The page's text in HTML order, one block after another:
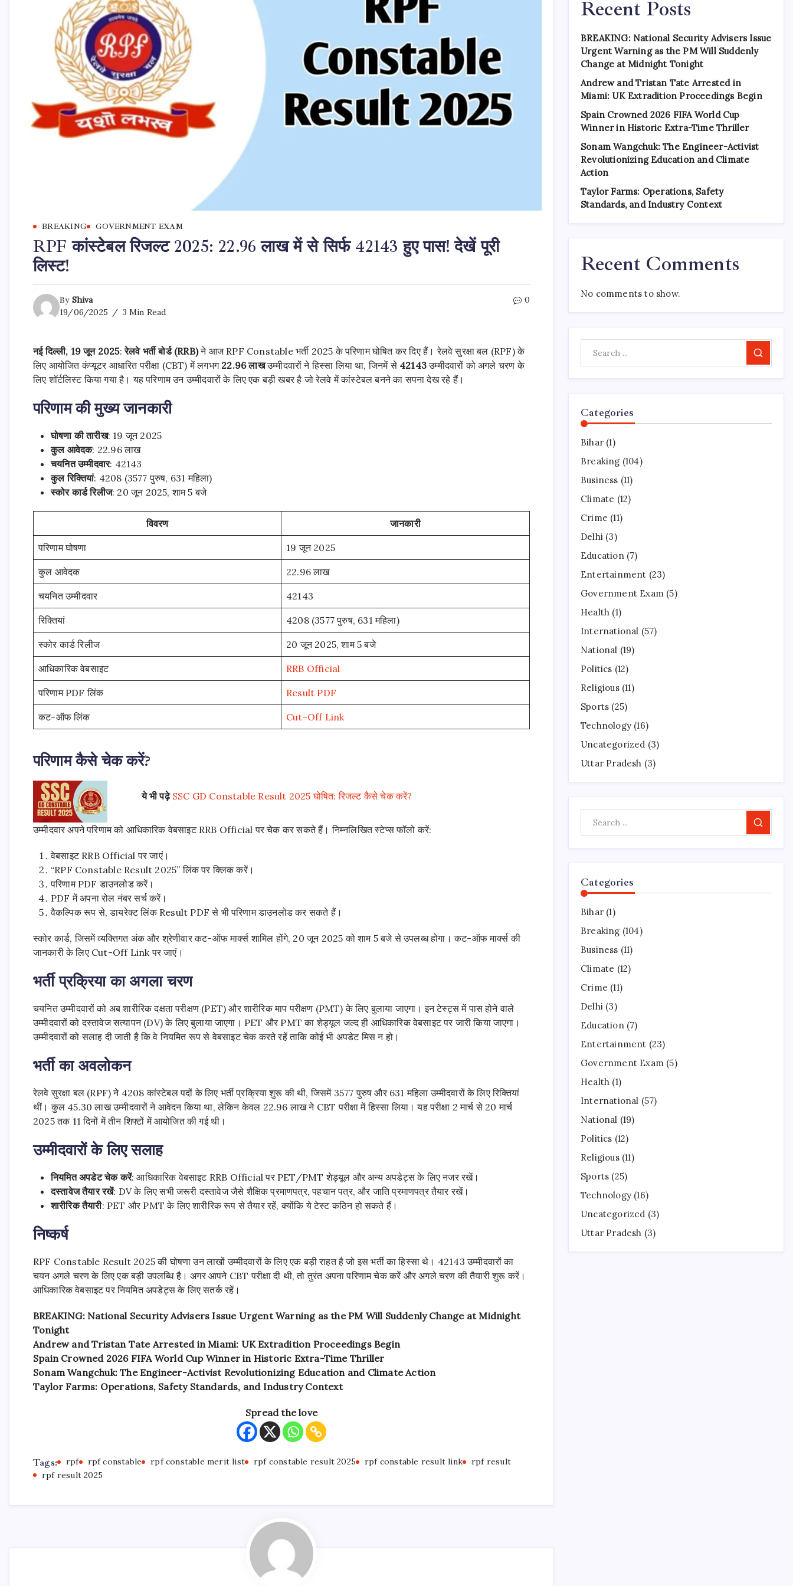
BREAKING GOVERNMENT EXAM
RPF कांस्टेबल रिजल्ट 2025: 22.96 लाख में से सिर्फ 42143 हुए पास! देखें पूरी
लिस्ट!
By Shiva
19/06/2025
3 Min Read
0
नई दिल्ली, 19 जून 2025: रेलवे भर्ती बोर्ड (RRB)ने आज RPF Constable भर्ती 2025 के परिणाम घोषित कर दिए हैं। रेलवे सुरक्षा बल (RPF) के
लिए आयोजित कंप्यूटर आधारित परीक्षा (CBT) में लगभग22.96 लाखउम्मीदवारों ने हिस्सा लिया था, जिनमें से 42143उम्मीदवारों को अगले चरण के
लिए शॉर्टलिस्ट किया गया है। यह परिणाम उन उम्मीदवारों के लिए एक बड़ी खबर है जो रेलवे में कांस्टेबल बनने का सपना देख रहे हैं।
परिणाम की मुख्य जानकारी
घोषणा की तारीख: 19 जून 2025
कुल आवेदक: 22.96 लाख
चयनित उम्मीदवार: 42143
कुल रिक्तियां: 4208 (3577 पुरुष, 631 महिला)
स्कोर कार्ड रिलीज: 20 जून 2025, शाम 5 बजे
विवरण जानकारी
परिणाम घोषणा 19 जून 2025
कुल आवेदक 22.96 लाख
चयनित उम्मीदवार 42143
रिक्तियां 4208 (3577 पुरुष, 631 महिला)
स्कोर कार्ड रिलीज 20 जून 2025, शाम 5 बजे
आधिकारिक वेबसाइट RRB Official
परिणाम PDF लिंक Result PDF
कट-ऑफ लिंक Cut-Off Link
परिणाम कैसे चेक करें?
ये भी पढ़े SSC GD Constable Result 2025 घोषित: रिजल्ट कैसे चेक करें?
उम्मीदवार अपने परिणाम को आधिकारिक वेबसाइट RRB Official पर चेक कर सकते हैं। निम्नलिखित स्टेप्स फॉलो करें:
वेबसाइट RRB Official पर जाएं।
“RPF Constable Result 2025” लिंक पर क्लिक करें।
परिणाम PDF डाउनलोड करें।
PDF में अपना रोल नंबर सर्च करें।
वैकल्पिक रूप से, डायरेक्ट लिंक Result PDF से भी परिणाम डाउनलोड कर सकते हैं।
स्कोर कार्ड, जिसमें व्यक्तिगत अंक और श्रेणीवार कट-ऑफ मार्क्स शामिल होंगे, 20 जून 2025 को शाम 5 बजे से उपलब्ध होगा। कट-ऑफ मार्क्स की
जानकारी के लिए Cut-Off Link पर जाएं।
भर्ती प्रक्रिया का अगला चरण
चयनित उम्मीदवारों को अब शारीरिक दक्षता परीक्षण (PET) और शारीरिक माप परीक्षण (PMT) के लिए बुलाया जाएगा। इन टेस्ट्स में पास होने वाले
उम्मीदवारों को दस्तावेज सत्यापन (DV) के लिए बुलाया जाएगा। PET और PMT का शेड्यूल जल्द ही आधिकारिक वेबसाइट पर जारी किया जाएगा।
उम्मीदवारों को सलाह दी जाती है कि वे नियमित रूप से वेबसाइट चेक करते रहें ताकि कोई भी अपडेट मिस न हो।
भर्ती का अवलोकन
रेलवे सुरक्षा बल (RPF) ने 4208 कांस्टेबल पदों के लिए भर्ती प्रक्रिया शुरू की थी, जिसमें 3577 पुरुष और 631 महिला उम्मीदवारों के लिए रिक्तियां
थीं। कुल 45.30 लाख उम्मीदवारों ने आवेदन किया था, लेकिन केवल 22.96 लाख ने CBT परीक्षा में हिस्सा लिया। यह परीक्षा 2 मार्च से 20 मार्च
2025 तक 11 दिनों में तीन शिफ्टों में आयोजित की गई थी।
उम्मीदवारों के लिए सलाह
नियमित अपडेट चेक करें: आधिकारिक वेबसाइट RRB Official पर PET/PMT शेड्यूल और अन्य अपडेट्स के लिए नजर रखें।
दस्तावेज तैयार रखें: DV के लिए सभी जरूरी दस्तावेज जैसे शैक्षिक प्रमाणपत्र, पहचान पत्र, और जाति प्रमाणपत्र तैयार रखें।
शारीरिक तैयारी: PET और PMT के लिए शारीरिक रूप से तैयार रहें, क्योंकि ये टेस्ट कठिन हो सकते हैं।
निष्कर्ष
RPF Constable Result 2025 की घोषणा उन लाखों उम्मीदवारों के लिए एक बड़ी राहत है जो इस भर्ती का हिस्सा थे। 42143 उम्मीदवारों का
चयन अगले चरण के लिए एक बड़ी उपलब्धि है। अगर आपने CBT परीक्षा दी थी, तो तुरंत अपना परिणाम चेक करें और अगले चरण की तैयारी शुरू करें।
आधिकारिक वेबसाइट पर नियमित अपडेट्स के लिए सतर्क रहें।
BREAKING: National Security Advisers Issue Urgent Warning as the PM Will Suddenly Change at Midnight
Tonight
Andrew and Tristan Tate Arrested in Miami: UK Extradition Proceedings Begin
Spain Crowned 2026 FIFA World Cup Winner in Historic Extra-Time Thriller
Sonam Wangchuk: The Engineer-Activist Revolutionizing Education and Climate Action
Taylor Farms: Operations, Safety Standards, and Industry Context
Spread the love
Tags: rpf rpf constable rpf constable merit list rpf constable result 2025 rpf constable result link
rpf result
rpf result 2025
Recent Posts
BREAKING: National Security Advisers Issue
Urgent Warning as the PM Will Suddenly
Change at Midnight Tonight
Andrew and Tristan Tate Arrested in
Miami: UK Extradition Proceedings Begin
Spain Crowned 2026 FIFA World Cup
Winner in Historic Extra-Time Thriller
Sonam Wangchuk: The Engineer-Activist
Revolutionizing Education and Climate
Action
Taylor Farms: Operations, Safety
Standards, and Industry Context
Recent Comments
No comments to show.
Search
Categories
Bihar (1)
Breaking (104)
Business (11)
Climate (12)
Crime (11)
Delhi (3)
Education(7)
Entertainment (23)
Government Exam (5)
Health (1)
International (57)
National (19)
Politics (12)
Religious(11)
Sports (25)
Technology (16)
Uncategorized (3)
Uttar Pradesh (3)
Search
Categories
Bihar (1)
Breaking (104)
Business (11)
Climate (12)
Crime (11)
Delhi (3)
Education(7)
Entertainment (23)
Government Exam (5)
Health (1)
International (57)
National (19)
Politics (12)
Religious(11)
Sports (25)
Technology (16)
Uncategorized (3)
Uttar Pradesh (3)